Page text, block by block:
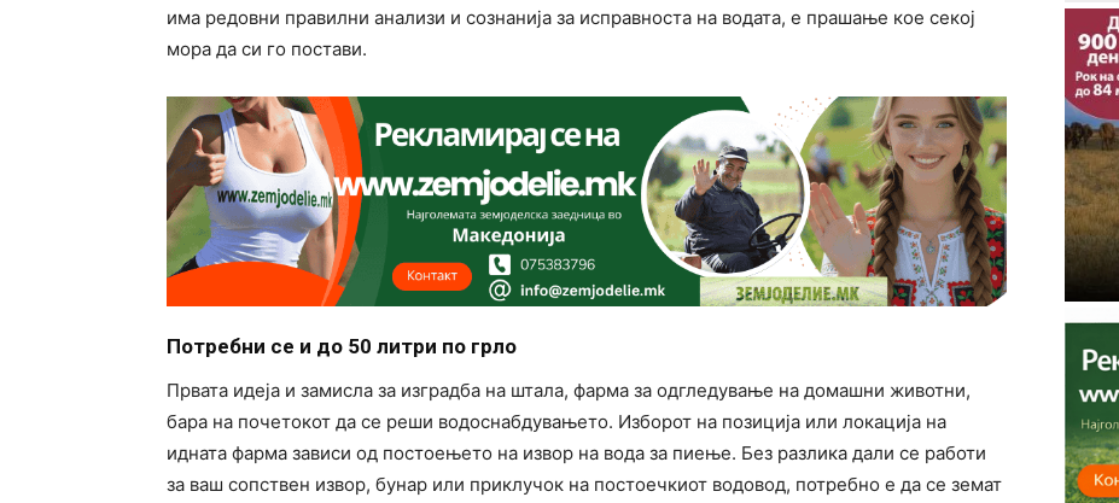
има редовни правилни анализи и сознанија за исправноста на водата, е прашање кое секој
мора да си го постави.
Потребни се и до 50 литри по грло
Првата идеја и замисла за изградба на штала, фарма за одгледување на домашни животни,
бара на почетокот да се реши водоснабдувањето. Изборот на позиција или локација на
идната фарма зависи од постоењето на извор на вода за пиење. Без разлика дали се работи
за ваш сопствен извор, бунар или приклучок на постоечкиот водовод, потребно е да се земат